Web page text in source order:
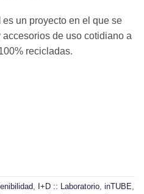
es un proyecto en el que se
de uso cotidiano a
recicladas.
, I+D :: Laboratorio, inTUBE,